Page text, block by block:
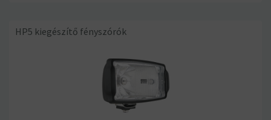
HP5 kiegészítő fényszórók